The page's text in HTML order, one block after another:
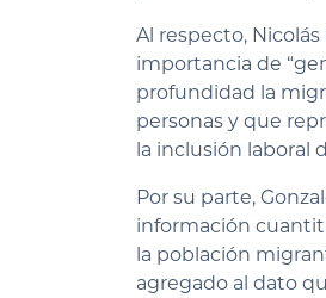
Al respecto,
importancia de
profundidad la
personas y que
la inclusión laboral
Por su parte,
información
la población
agregado al dato